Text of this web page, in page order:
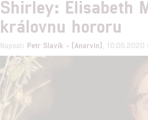
Shirley: Elisabeth
královnu hororu
Napsal: Petr Slavík - (Anarvin) ,